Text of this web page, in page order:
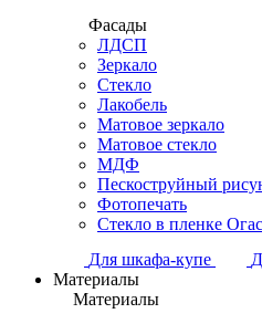
Фасады
ЛДСП
Зеркало
Стекло
Лакобель
Матовое зеркало
Матовое стекло
МДФ
Пескоструйный
Фотопечать
Стекло в пленке
Для шкафа-купе
Материалы
Материалы